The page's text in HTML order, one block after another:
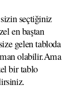
seçtiğiniz
en baştan
gelen tabloda
olabilir.Ama
bir tablo